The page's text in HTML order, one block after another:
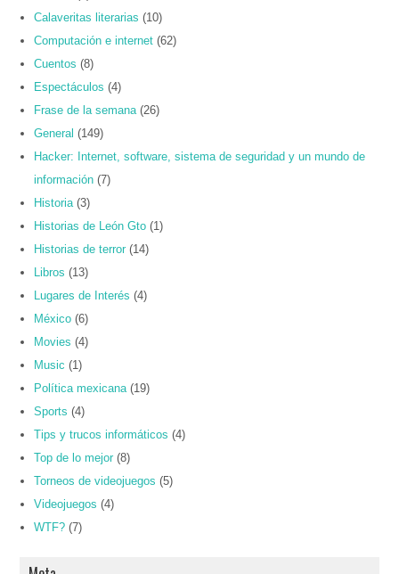
Calaveritas literarias (10)
Computación e internet (62)
Cuentos (8)
Espectáculos (4)
Frase de la semana (26)
General (149)
Hacker: Internet, software, sistema de seguridad y un mundo de
información (7)
Historia (3)
Historias de León Gto (1)
Historias de terror (14)
Libros (13)
Lugares de Interés (4)
México (6)
Movies (4)
Music (1)
Política mexicana (19)
Sports (4)
Tips y trucos informáticos (4)
Top de lo mejor (8)
Torneos de videojuegos (5)
Videojuegos (4)
WTF? (7)